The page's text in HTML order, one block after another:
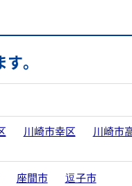
。
川崎市幸区 川崎市
座間市 逗子市